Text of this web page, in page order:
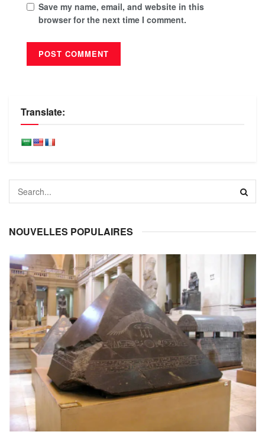
Save my name, email, and website in this
browser for the next time I comment.
Translate:
NOUVELLES POPULAIRES